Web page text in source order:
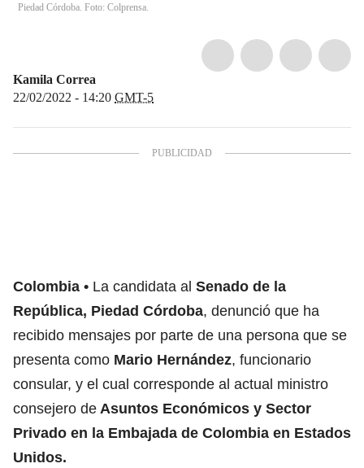
Piedad Córdoba. Foto: Colprensa.
Kamila Correa
22/02/2022 - 14:20 GMT-5
Colombia La candidata al Senado de la
República, Piedad Córdoba, denunció que ha
recibido mensajes por parte de una persona que se
presenta como Mario Hernández, funcionario
consular, y el cual corresponde al actual ministro
consejero de Asuntos Económicos y Sector
Privado en la Embajada de Colombia en Estados
Unidos.